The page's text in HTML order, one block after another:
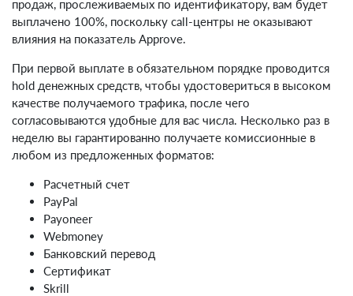
продаж, прослеживаемых по идентификатору, вам будет
выплачено 100%, поскольку call-центры не оказывают
влияния на показатель Approve.
При первой выплате в обязательном порядке проводится
hold денежных средств, чтобы удостовериться в высоком
качестве получаемого трафика, после чего
согласовываются удобные для вас числа. Несколько раз в
неделю вы гарантированно получаете комиссионные в
любом из предложенных форматов:
Расчетный счет
PayPal
Payoneer
Webmoney
Банковский перевод
Сертификат
Skrill